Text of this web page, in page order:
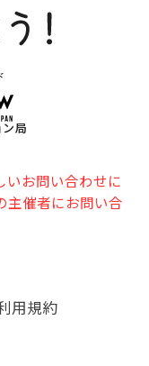
局
お問い合わせに
主催者にお問い合
用規約